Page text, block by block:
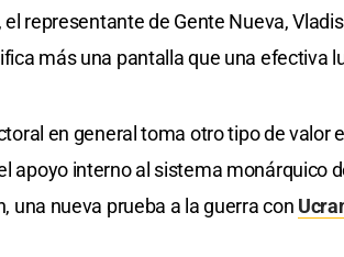
representante de Gente Nueva,
más una pantalla que una efectiva
en general toma otro tipo de valor
apoyo interno al sistema monárquico
una nueva prueba a la guerra con